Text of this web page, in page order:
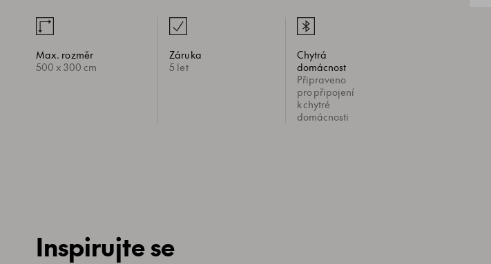
Max. rozměr
500 x 300 cm
Záruka
5 let
Chytrá
domácnost
Připraveno
pro připojení
k chytré
domácnosti
Inspirujte se